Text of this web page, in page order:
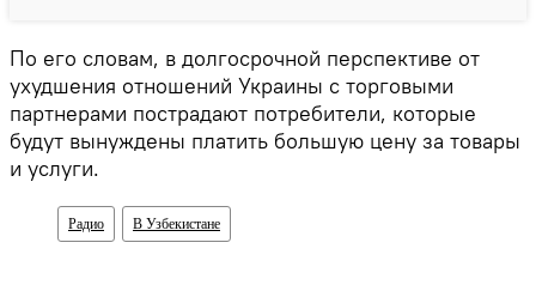
По его словам, в долгосрочной перспективе от
ухудшения отношений Украины с торговыми
партнерами пострадают потребители, которые
будут вынуждены платить большую цену за товары
и услуги.
Радио В Узбекистане